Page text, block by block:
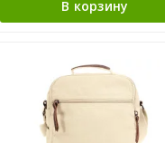
В корзину